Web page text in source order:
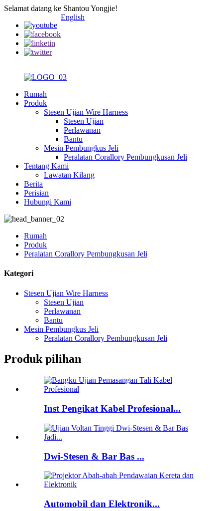
Selamat datang ke Shantou Yongjie!
English
Rumah
Produk
Stesen Ujian Wire Harness
Stesen Ujian
Perlawanan
Bantu
Mesin Pembungkus Jeli
Peralatan Corallory Pembungkusan Jeli
Tentang Kami
Lawatan Kilang
Berita
Perisian
Hubungi Kami
Rumah
Produk
Peralatan Corallory Pembungkusan Jeli
Kategori
Stesen Ujian Wire Harness
Stesen Ujian
Perlawanan
Bantu
Mesin Pembungkus Jeli
Peralatan Corallory Pembungkusan Jeli
Produk pilihan
Inst Pengikat Kabel Profesional...
Dwi-Stesen & Bar Bas ...
Automobil dan Elektronik...